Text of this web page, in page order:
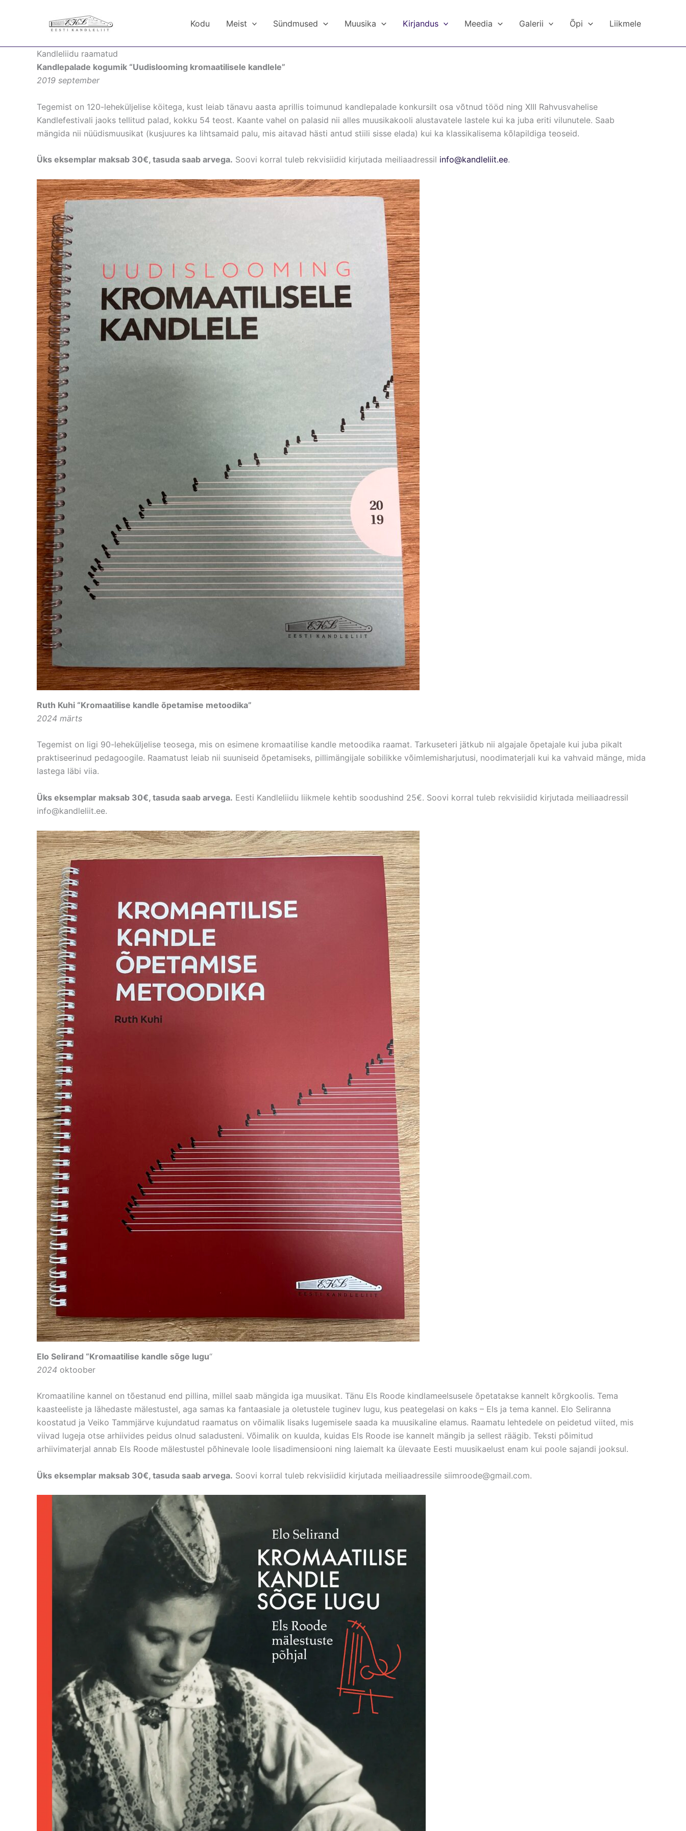
Kodu Meist Sündmused Muusika Kirjandus Meedia Galerii Õpi Liikmele
Kandleliidu raamatud
Kandlepalade kogumik “Uudislooming kromaatilisele kandlele”
2019 september
Tegemist on 120-leheküljelise köitega, kust leiab tänavu aasta aprillis toimunud kandlepalade konkursilt osa võtnud tööd ning XIII Rahvusvahelise
Kandlefestivali jaoks tellitud palad, kokku 54 teost. Kaante vahel on palasid nii alles muusikakooli alustavatele lastele kui ka juba eriti vilunutele. Saab
mängida nii nüüdismuusikat (kusjuures ka lihtsamaid palu, mis aitavad hästi antud stiili sisse elada) kui ka klassikalisema kõlapildiga teoseid.
Üks eksemplar maksab 30€, tasuda saab arvega. Soovi korral tuleb rekvisiidid kirjutada meiliaadressil info@kandleliit.ee.
Ruth Kuhi “Kromaatilise kandle õpetamise metoodika”
2024 märts
Tegemist on ligi 90-leheküljelise teosega, mis on esimene kromaatilise kandle metoodika raamat. Tarkuseteri jätkub nii algajale õpetajale kui juba pikalt
praktiseerinud pedagoogile. Raamatust leiab nii suuniseid õpetamiseks, pillimängijale sobilikke võimlemisharjutusi, noodimaterjali kui ka vahvaid mänge, mida
lastega läbi viia.
Üks eksemplar maksab 30€, tasuda saab arvega. Eesti Kandleliidu liikmele kehtib soodushind 25€. Soovi korral tuleb rekvisiidid kirjutada meiliaadressil
info@kandleliit.ee.
Elo Selirand “Kromaatilise kandle sõge lugu“
2024 oktoober
Kromaatiline kannel on tõestanud end pillina, millel saab mängida iga muusikat. Tänu Els Roode kindlameelsusele õpetatakse kannelt kõrgkoolis. Tema
kaasteeliste ja lähedaste mälestustel, aga samas ka fantaasiale ja oletustele tuginev lugu, kus peategelasi on kaks – Els ja tema kannel. Elo Seliranna
koostatud ja Veiko Tammjärve kujundatud raamatus on võimalik lisaks lugemisele saada ka muusikaline elamus. Raamatu lehtedele on peidetud viited, mis
viivad lugeja otse arhiivides peidus olnud saladusteni. Võimalik on kuulda, kuidas Els Roode ise kannelt mängib ja sellest räägib. Teksti põimitud
arhiivimaterjal annab Els Roode mälestustel põhinevale loole lisadimensiooni ning laiemalt ka ülevaate Eesti muusikaelust enam kui poole sajandi jooksul.
Üks eksemplar maksab 30€, tasuda saab arvega. Soovi korral tuleb rekvisiidid kirjutada meiliaadressile siimroode@gmail.com.